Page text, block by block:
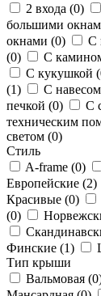
2 входа (0)
большими
окнами (0) С
(0) С
С кукушкой (
(1) С
печкой (0) С
техническим
светом (0)
Стиль
A-frame (0)
Европейские (2)
Красивые (0)
(0)
Финские (1)
Тип крыши
Вальмовая (0